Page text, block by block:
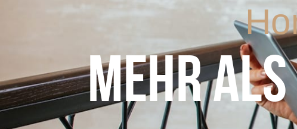
MEHR